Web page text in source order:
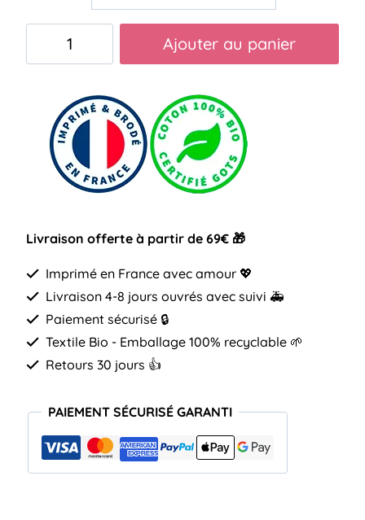
petit
bazar
podologue
Ajouter au panier
Livraison offerte à partir de 69€ 🎁
Imprimé en France avec amour 💖
Livraison 4-8 jours ouvrés avec suivi 🚑
Paiement sécurisé 🔒
Textile Bio - Emballage 100% recyclable 🌱
Retours 30 jours 👍
PAIEMENT SÉCURISÉ GARANTI